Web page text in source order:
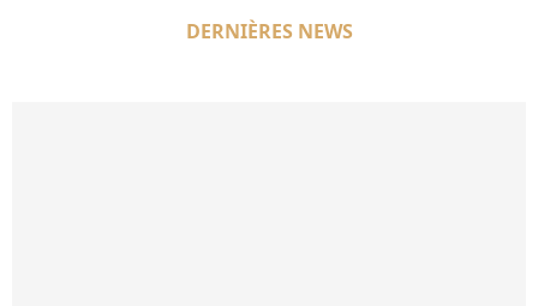
DERNIÈRES NEWS